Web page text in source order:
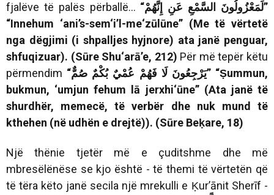
fjalëve të palës përballë... “إِنَّهُمْ عَنِ السَّمْعِ لَمَعْزُولُونَ”
“Innehum ‘ani’s-sem‘i’l-me‘zūlūne” (Me të vërtetë
nga dëgjimi (i shpalljes hyjnore) ata janë penguar,
shfuqizuar). (Sūre Shu‘arā’e, 212) Për më tepër këtu
përmendim “صُمٌّ بُكْمٌ عُمْيٌ فَهُمْ لَا يَرْجِعُونَ” “Ṣummun,
bukmun, ‘umjun fehum lā jerxhi‘ūne” (Ata janë të
shurdhër, memecë, të verbër dhe nuk mund të
kthehen (në udhën e drejtë)). (Sūre Beḳare, 18)
Një thënie tjetër më e çuditshme dhe më
mbresëlënëse se kjo është - të themi të vërtetën që
të tëra këto janë secila një mrekulli e Ḳur’ānit Sherīf -